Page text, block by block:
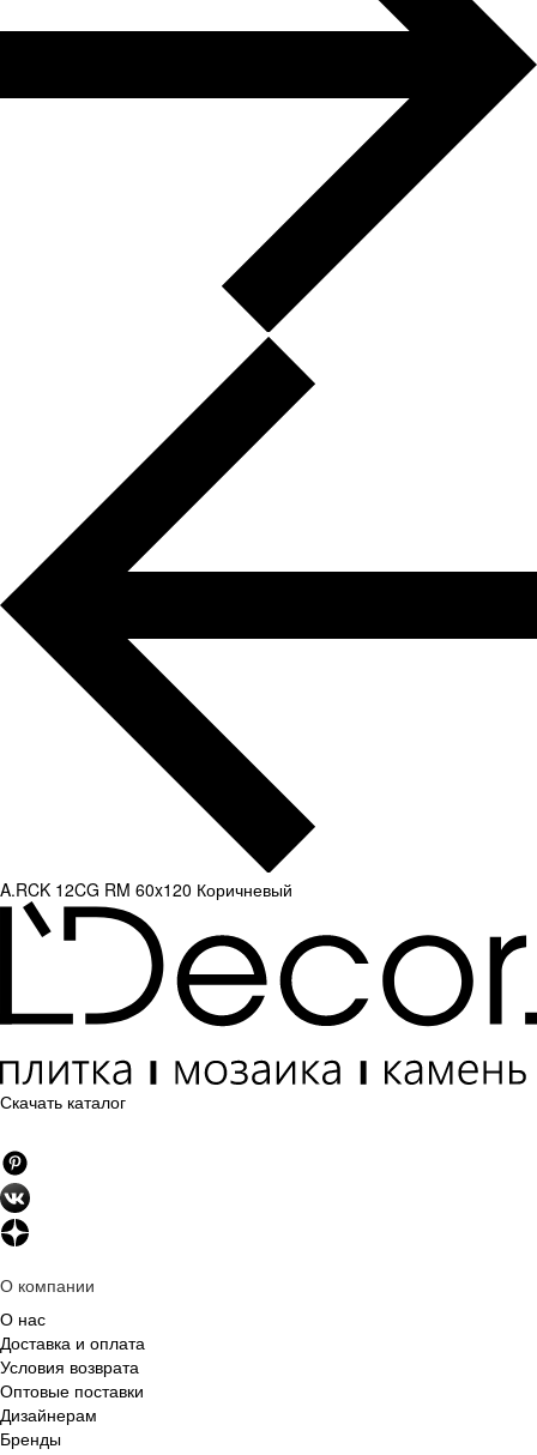
A.RCK 12CG RM 60x120 Коричневый
Скачать каталог
О компании
О нас
Доставка и оплата
Условия возврата
Оптовые поставки
Дизайнерам
Бренды